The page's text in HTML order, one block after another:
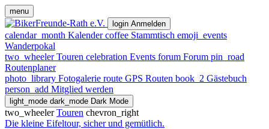
menu
login Anmelden
calendar_month Kalender coffee Stammtisch emoji_events
Wanderpokal
two_wheeler Touren celebration Events forum Forum pin_road
Routenplaner
photo_library Fotogalerie route GPS Routen book_2 Gästebuch
person_add Mitglied werden
light_mode dark_mode Dark Mode
two_wheeler Touren chevron_right
Die kleine Eifeltour, sicher und gemütlich.